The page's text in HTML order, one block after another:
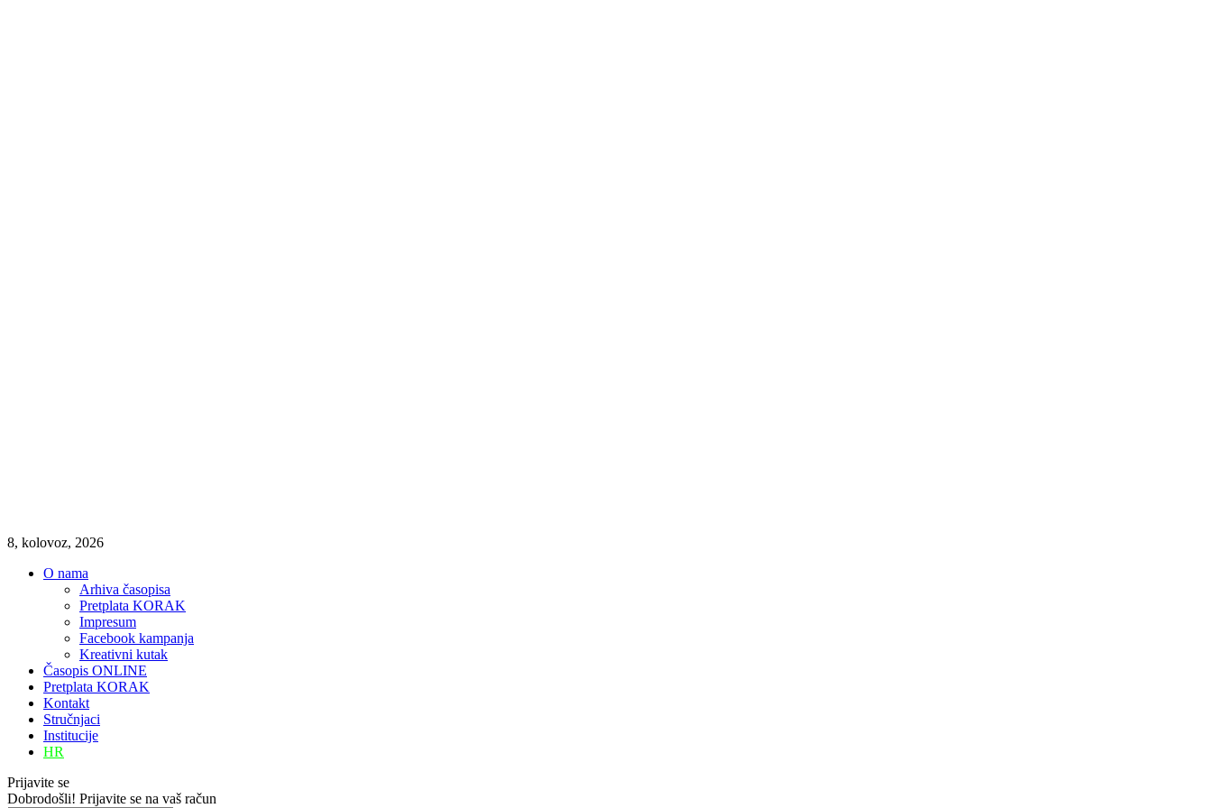
8, kolovoz, 2026
O nama
Arhiva časopisa
Pretplata KORAK
Impresum
Facebook kampanja
Kreativni kutak
Časopis ONLINE
Pretplata KORAK
Kontakt
Stručnjaci
Institucije
HR
Prijavite se
Dobrodošli! Prijavite se na vaš račun